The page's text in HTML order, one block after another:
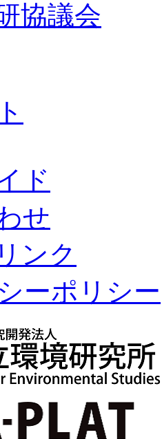
協議会
ド
せ
ンク
ーポリシー